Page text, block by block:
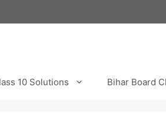
10 Solutions Bihar Board